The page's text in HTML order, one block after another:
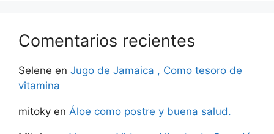
Comentarios recientes
Selene en Jugo de Jamaica , Como tesoro de
vitamina
mitoky en Áloe como postre y buena salud.